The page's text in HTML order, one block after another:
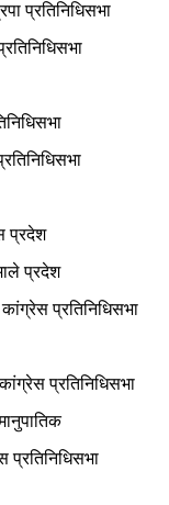
प्रतिनिधिसभा
प्रदेश
प्रदेश
प्रतिनिधिसभा
प्रतिनिधिसभा
प्रतिनिधिसभा